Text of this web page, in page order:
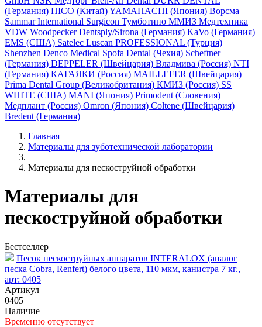
(Германия) HICO (Китай)YAMAHACHI (Япония) Ворсма
Sammar International Surgicon Тумботино ММИЗ Медтехника
VDW WoodpeckerDentsply/Sirona (Германия) KaVo (Германия)
EMS (США) Satelec Luscan PROFESSIONAL (Турция)
Shenzhen Denco Medical Spofa Dental (Чехия) Scheftner
(Германия) DEPPELER (Швейцария) Владмива (Россия) NTI
(Германия) КАГАЯКИ (Россия) MAILLEFER (Швейцария)
Prima Dental Group (Великобритания) КМИЗ (Россия) SS
WHITE (США) MANI (Япония) Primodent (Словения)
Медплант (Россия) Omron (Япония) Coltene (Швейцария)
Bredent (Германия)
Главная
Материалы для зуботехнической лаборатории
Материалы для пескоструйной обработки
Материалы для
пескоструйной обработки
Бестселлер
Песок пескоструйных аппаратов INTERALOX (аналог
песка Cobra, Renfert) белого цвета, 110 мкм, канистра 7 кг.,
арт: 0405
Артикул
0405
Наличие
Временно отсутствует